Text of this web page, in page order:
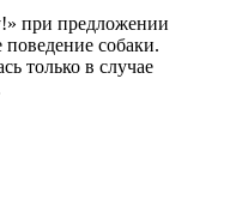
при предложении
собаки.
только в случае